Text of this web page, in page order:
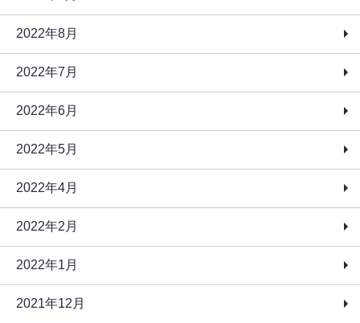
2022年8月
2022年7月
2022年6月
2022年5月
2022年4月
2022年2月
2022年1月
2021年12月